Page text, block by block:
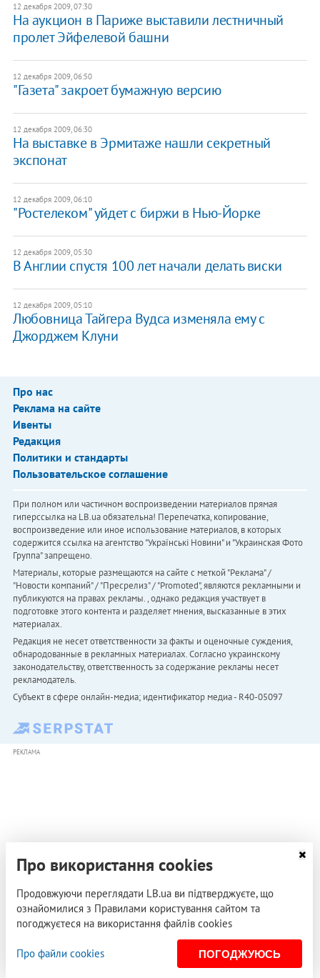
12 декабря 2009, 07:30
На аукцион в Париже выставили лестничный
пролет Эйфелевой башни
12 декабря 2009, 06:50
"Газета" закроет бумажную версию
12 декабря 2009, 06:30
На выставке в Эрмитаже нашли секретный
экспонат
12 декабря 2009, 06:10
"Ростелеком" уйдет с биржи в Нью-Йорке
12 декабря 2009, 05:30
В Англии спустя 100 лет начали делать виски
12 декабря 2009, 05:10
Любовница Тайгера Вудса изменяла ему с
Джорджем Клуни
Про нас
Реклама на сайте
Ивенты
Редакция
Политики и стандарты
Пользовательское соглашение
При полном или частичном воспроизведении материалов прямая
гиперссылка на LB.ua обязательна! Перепечатка, копирование,
воспроизведение или иное использование материалов, в которых
содержится ссылка на агентство "Українськi Новини" и "Украинская Фото
Группа" запрещено.
Материалы, которые размещаются на сайте с меткой "Реклама" /
"Новости компаний" / "Пресрелиз" / "Promoted", являются рекламными и
публикуются на правах рекламы. , однако редакция участвует в
подготовке этого контента и разделяет мнения, высказанные в этих
материалах.
Редакция не несет ответственности за факты и оценочные суждения,
обнародованные в рекламных материалах. Согласно украинскому
законодательству, ответственность за содержание рекламы несет
рекламодатель.
Субъект в сфере онлайн-медиа; идентификатор медиа - R40-05097
РЕКЛАМА
Про використання cookies
Продовжуючи переглядати LB.ua ви підтверджуєте, що
ознайомилися з Правилами користування сайтом та
погоджуєтеся на використання файлів cookies
Про файли cookies ПОГОДЖУЮСЬ